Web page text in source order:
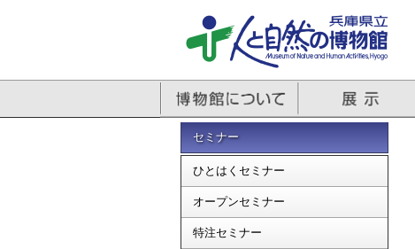
セミナー
ひとはくセミナー
オープンセミナー
特注セミナー